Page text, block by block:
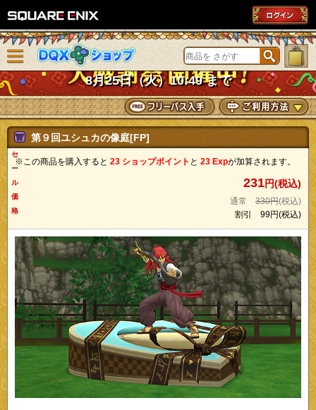
DQXショップ
8月25日（火）10:49 まで
ニューを閉じる
第９回ユシュカの像庭[FP]
※この商品を購入すると 23 ショップポイント と 23 Expが加算されます。
セ
ー
ル
価
格
231円(税込)
通常 330円(税込)
割引 99円(税込)